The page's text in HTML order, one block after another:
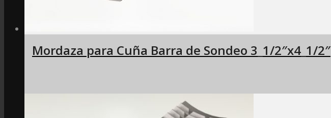
Mordaza para Cuña Barra de Sondeo 3_1/2″x4_1/2″